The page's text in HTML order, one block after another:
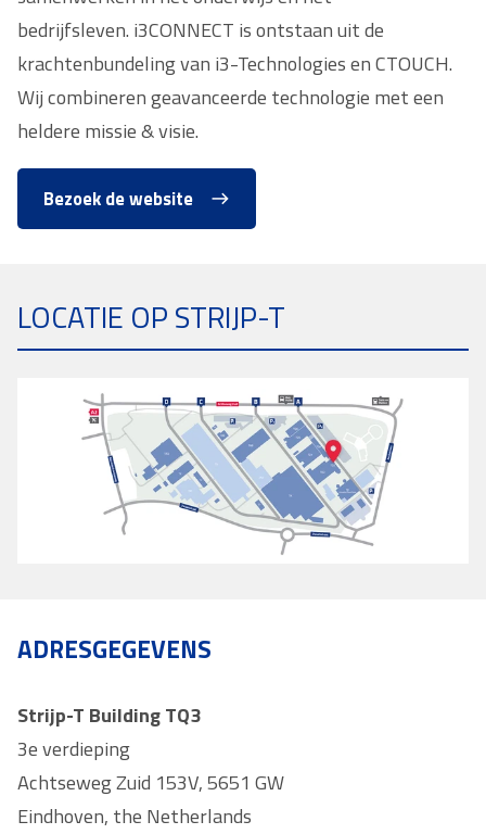
bedrijfsleven. i3CONNECT is ontstaan uit de
krachtenbundeling van i3-Technologies en CTOUCH.
Wij combineren geavanceerde technologie met een
heldere missie & visie.
Bezoek de website
LOCATIE OP STRIJP-T
ADRESGEGEVENS
Strijp-T Building TQ3
3e verdieping
Achtseweg Zuid 153V, 5651 GW
Eindhoven, the Netherlands